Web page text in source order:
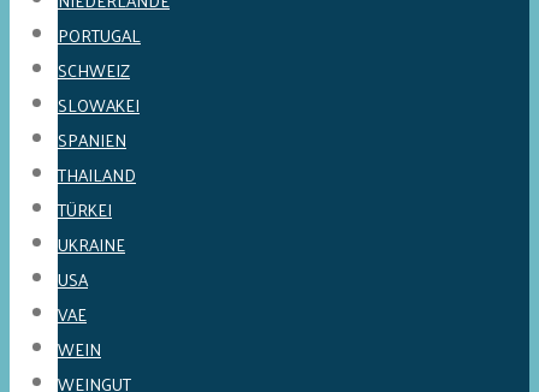
PORTUGAL
SCHWEIZ
SLOWAKEI
SPANIEN
THAILAND
TÜRKEI
UKRAINE
USA
VAE
WEIN
WEINGUT